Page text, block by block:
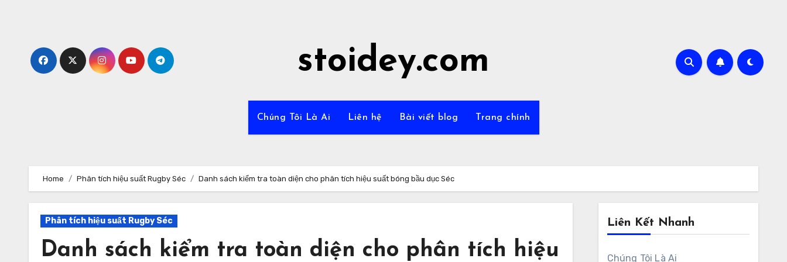
stoidey.com
Chúng Tôi Là Ai Liên hệ Bài viết blog Trang chính
Home Phân tích hiệu suất Rugby Séc Danh sách kiểm tra toàn diện cho phân tích hiệu suất bóng bầu dục Séc
Phân tích hiệu suất Rugby Séc
Danh sách kiểm tra toàn diện cho phân tích hiệu
Liên Kết Nhanh
Chúng Tôi Là Ai